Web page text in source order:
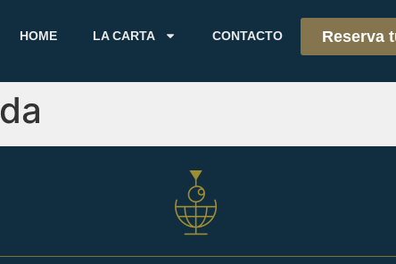
HOME LA CARTA CONTACTO Reserva